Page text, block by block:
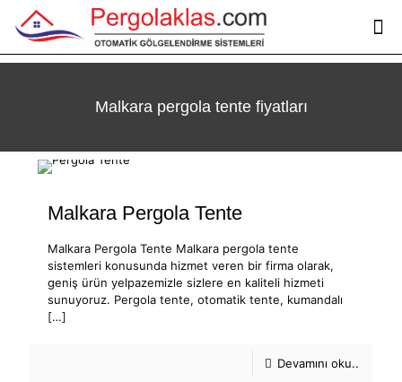
Malkara pergola tente fiyatları
Malkara Pergola Tente
Malkara Pergola Tente Malkara pergola tente
sistemleri konusunda hizmet veren bir firma olarak,
geniş ürün yelpazemizle sizlere en kaliteli hizmeti
sunuyoruz. Pergola tente, otomatik tente, kumandalı
[…]
Devamını oku..